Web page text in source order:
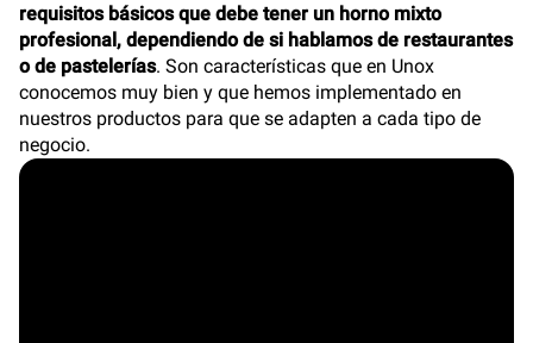
requisitos básicos que debe tener un horno mixto
profesional, dependiendo de si hablamos de restaurantes
o de pastelerías. Son características que en Unox
conocemos muy bien y que hemos implementado en
nuestros productos para que se adapten a cada tipo de
negocio.